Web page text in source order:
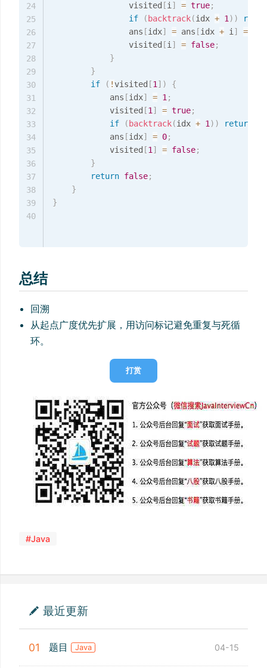
                visited
[i] = true;
if
( backtrack(idx + 1) )
                ans
[idx] = ans [idx + i] =
                visited
[i] = false;
}
}
if
( !visited [1] )
{
            ans
[idx] = 1;
            visited
[1] = true;
if
( backtrack(idx + 1) ) return
            ans
[idx] = 0;
            visited
[1] = false;
}
return false;
}
}
24
25
26
27
28
29
30
31
32
33
34
35
36
37
38
39
40
总结
回溯
从起点广度优先扩展，用访问标记避免重复与死循
环。
打赏
#Java
最近更新
01 题目 Java 04-15